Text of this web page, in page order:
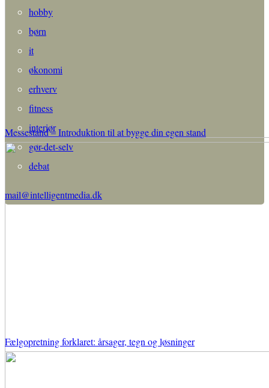
Messestand – Introduktion til at bygge din egen stand
Fælgopretning forklaret: årsager, tegn og løsninger
hobby
børn
it
økonomi
erhverv
fitness
interiør
gør-det-selv
debat
mail@intelligentmedia.dk